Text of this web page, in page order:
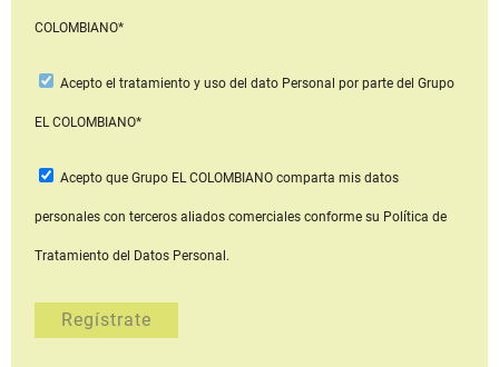
COLOMBIANO*
Acepto el tratamiento y uso del dato Personal por parte del Grupo
EL COLOMBIANO*
Acepto que Grupo EL COLOMBIANOcomparta mis datos
personales con terceros aliados comerciales conforme su Política de
Tratamiento del Datos Personal.